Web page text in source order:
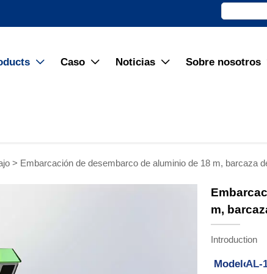
 Caso  Noticias  Sobre nosotros
> Embarcación de desembarco de aluminio de 18 m, barcaza
m,
Introduction
Modelo:AL-